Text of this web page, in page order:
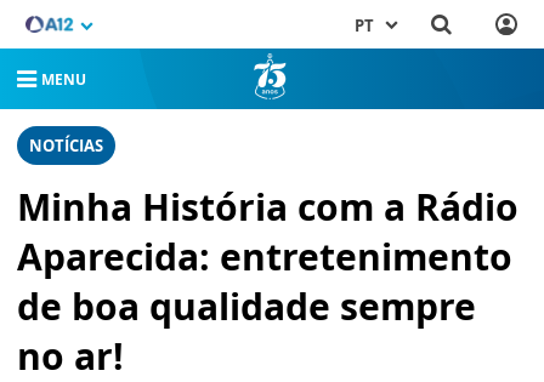
PT
MENU
NOTÍCIAS
Minha História com a Rádio
Aparecida: entretenimento
de boa qualidade sempre
no ar!